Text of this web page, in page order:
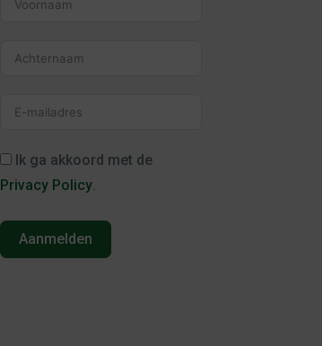
Ik ga akkoord met de
Privacy Policy
Aanmelden